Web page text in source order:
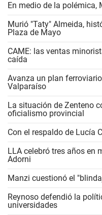
En medio de la polémica,
Murió "Taty" Almeida,
Plaza de Mayo
CAME: las ventas
caída
Avanza un plan
Valparaíso
La situación de Zenteno
oficialismo provincial
Con el respaldo de Lucía
LLA celebró tres años en
Adorni
Manzi cuestionó el
Reynoso defendió la
universidades